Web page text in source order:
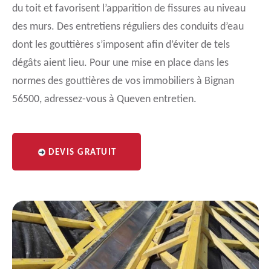
du toit et favorisent l’apparition de fissures au niveau
des murs. Des entretiens réguliers des conduits d’eau
dont les gouttières s’imposent afin d’éviter de tels
dégâts aient lieu. Pour une mise en place dans les
normes des gouttières de vos immobiliers à Bignan
56500, adressez-vous à Queven entretien.
DEVIS GRATUIT